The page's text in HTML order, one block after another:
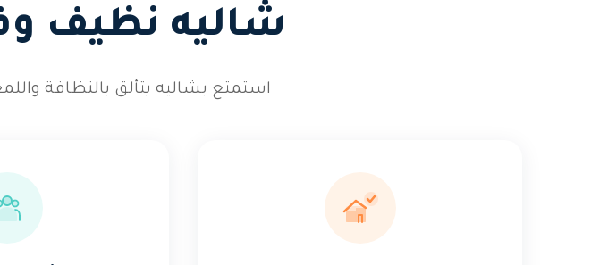
شاليه نظيف
استمتع بشاليه يتألق بالنظافة